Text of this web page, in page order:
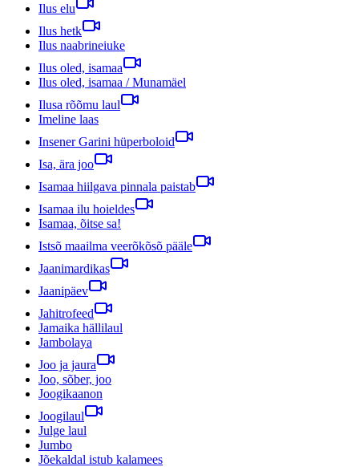
Ilus elu
Ilus hetk
Ilus naabrineiuke
Ilus oled, isamaa
Ilus oled, isamaa / Munamäel
Ilusa rõõmu laul
Imeline laas
Insener Garini hüperboloid
Isa, ära joo
Isamaa hiilgava pinnala paistab
Isamaa ilu hoieldes
Isamaa, õitse sa!
Istsõ maailma veerõkõsõ pääle
Jaanimardikas
Jaanipäev
Jahitrofeed
Jamaika hällilaul
Jambolaya
Joo ja jaura
Joo, sõber, joo
Joogikaanon
Joogilaul
Julge laul
Jumbo
Jõekaldal istub kalamees